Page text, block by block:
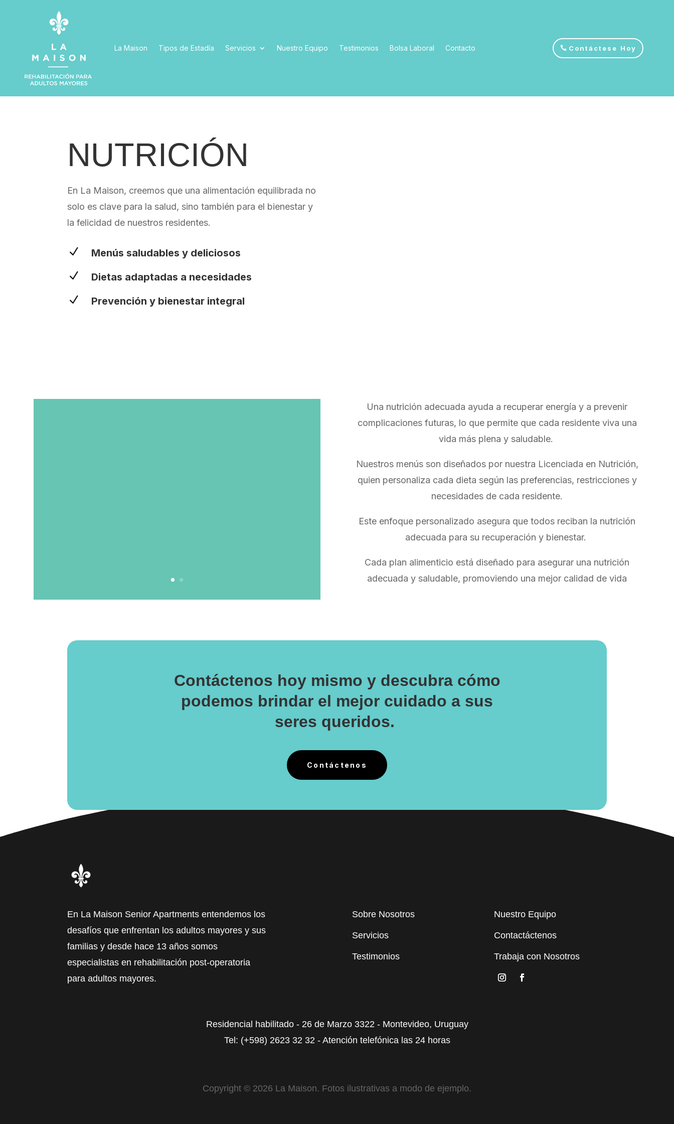
La Maison Tipos de Estadía Servicios Nuestro Equipo Testimonios Bolsa Laboral Contacto Contáctese Hoy
NUTRICIÓN
En La Maison, creemos que una alimentación equilibrada no
solo es clave para la salud, sino también para el bienestar y
la felicidad de nuestros residentes.
N Menús saludables y deliciosos
N Dietas adaptadas a necesidades
N Prevención y bienestar integral
Una nutrición adecuada ayuda a recuperar energía y a prevenir
complicaciones futuras, lo que permite que cada residente viva una
vida más plena y saludable.
Nuestros menús son diseñados por nuestra Licenciada en Nutrición,
quien personaliza cada dieta según las preferencias, restricciones y
necesidades de cada residente.
Este enfoque personalizado asegura que todos reciban la nutrición
adecuada para su recuperación y bienestar.
Cada plan alimenticio está diseñado para asegurar una nutrición
adecuada y saludable, promoviendo una mejor calidad de vida
Contáctenos hoy mismo y descubra cómo
podemos brindar el mejor cuidado a sus
seres queridos.
Contáctenos
En La Maison Senior Apartments entendemos los
desafíos que enfrentan los adultos mayores y sus
familias y desde hace 13 años somos
especialistas en rehabilitación post-operatoria
para adultos mayores.
Sobre Nosotros
Servicios
Testimonios
Nuestro Equipo
Contactáctenos
Trabaja con Nosotros
Residencial habilitado - 26 de Marzo 3322 - Montevideo, Uruguay
Tel: (+598) 2623 32 32 - Atención telefónica las 24 horas
Copyright © 2026 La Maison. Fotos ilustrativas a modo de ejemplo.